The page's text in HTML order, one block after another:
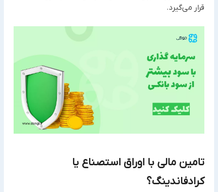
قرار می‌گیرد. ‏
تامین مالی با اوراق استصناع یا
کرادفاندینگ؟ ‏